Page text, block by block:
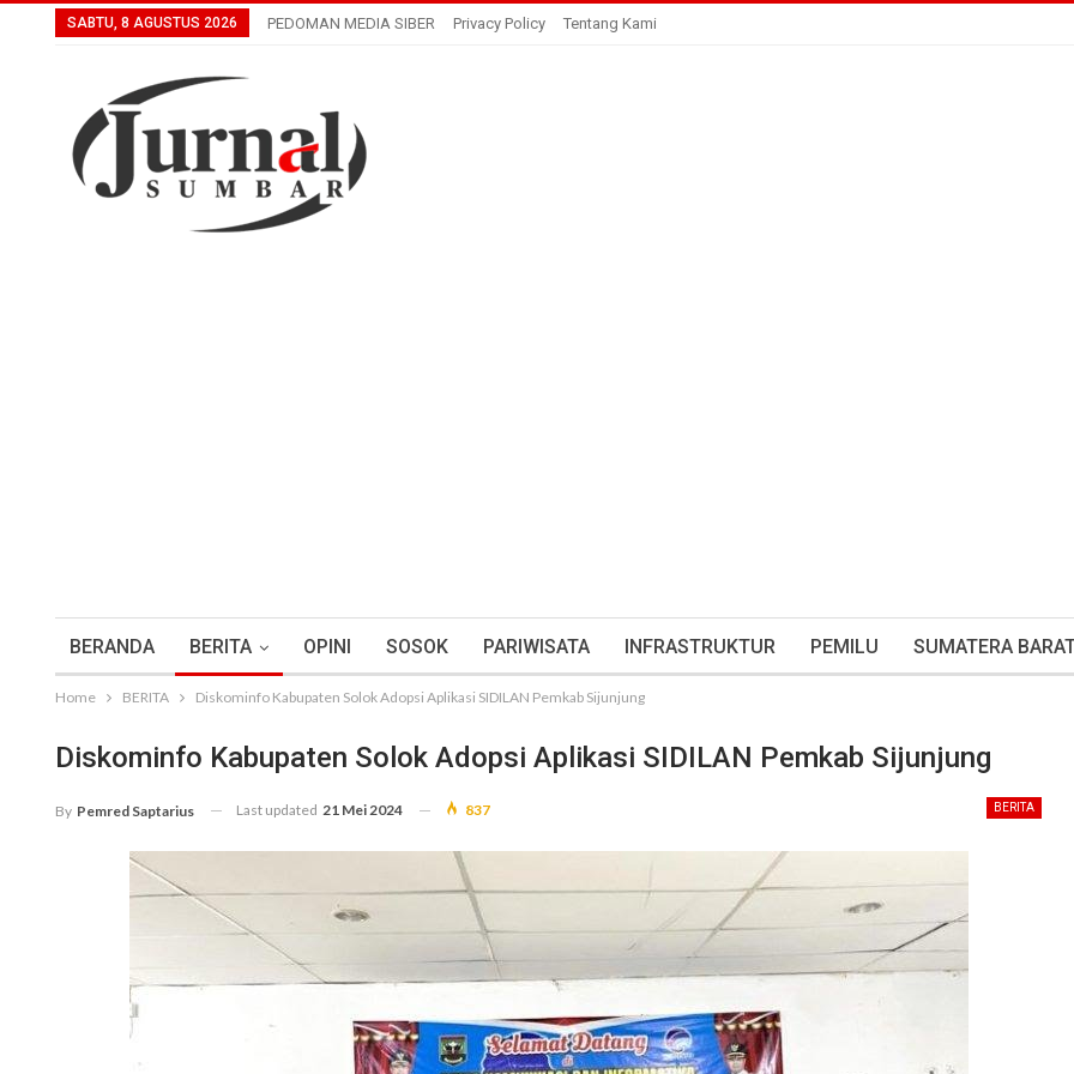
SABTU, 8 AGUSTUS 2026 PEDOMAN MEDIA SIBER Privacy Policy Tentang Kami
BERANDA BERITA OPINI SOSOK PARIWISATA INFRASTRUKTUR PEMILU SUMATERA
Home BERITA Diskominfo Kabupaten Solok Adopsi Aplikasi SIDILAN Pemkab Sijunjung
Diskominfo Kabupaten Solok Adopsi Aplikasi SIDILAN Pemkab Sijunjung
BERITA
By Pemred Saptarius Last updated 21 Mei 2024 837